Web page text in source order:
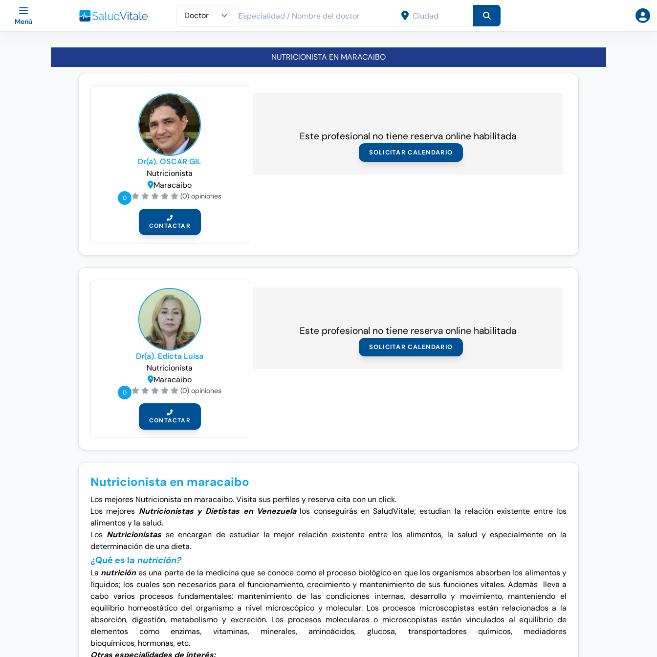
Menú
NUTRICIONISTA EN MARACAIBO
Dr(a). OSCAR GIL
Nutricionista
Maracaibo
0 (0) opiniones
CONTACTAR
Este profesional no tiene reserva online habilitada
SOLICITAR CALENDARIO
Dr(a). Edicta Luisa
Nutricionista
Maracaibo
0 (0) opiniones
CONTACTAR
Este profesional no tiene reserva online habilitada
SOLICITAR CALENDARIO
Nutricionista en maracaibo
Los mejores Nutricionista en maracaibo. Visita sus perfiles y reserva cita con un click.
Los mejores Nutricionistas y Dietistas en Venezuela los conseguirás en SaludVitale; estudian la relación existente entre los
alimentos y la salud.
Los Nutricionistas se encargan de estudiar la mejor relación existente entre los alimentos, la salud y especialmente en la
determinación de una dieta.
¿Qué es la nutrición?
La nutriciónes una parte de la medicina que se conoce como el proceso biológico en que los organismos absorben los alimentos y
líquidos; los cuales son necesarios para el funcionamiento, crecimiento y mantenimiento de sus funciones vitales. Además lleva a
cabo varios procesos fundamentales: mantenimiento de las condiciones internas, desarrollo y movimiento, manteniendo el
equilibrio homeostáticodel organismo a nivel microscópico y molecular. Los procesos microscopistas están relacionados a la
absorción, digestión, metabolismo y excreción. Los procesos moleculares o microscopistas están vinculados al equilibrio de
elementos comoenzimas, vitaminas, minerales,aminoácidos, glucosa, transportadores químicos, mediadores
bioquímicos, hormonas, etc.
Otras especialidades de interés: